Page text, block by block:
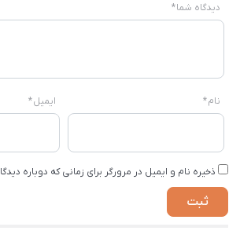
دیدگاه شما*
نام* ایمیل*
ذخیره نام و ایمیل در مرورگر برای زمانی که دوباره